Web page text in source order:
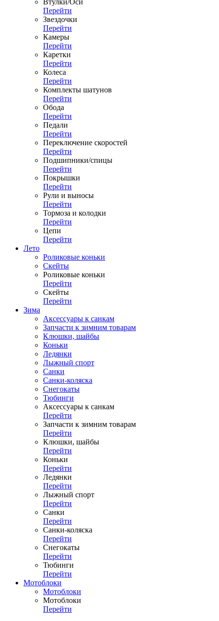
Втулки/Оси
Перейти
Звездочки
Перейти
Камеры
Перейти
Каретки
Перейти
Колеса
Перейти
Комплекты шатунов
Перейти
Обода
Перейти
Педали
Перейти
Переключение скоростей
Перейти
Подшипники/спицы
Перейти
Покрышки
Перейти
Рули и выносы
Перейти
Тормоза и колодки
Перейти
Цепи
Перейти
Лето
Роликовые коньки
Скейты
Роликовые коньки
Перейти
Скейты
Перейти
Зима
Аксессуары к санкам
Запчасти к зимним товарам
Клюшки, шайбы
Коньки
Ледянки
Лыжный спорт
Санки
Санки-коляска
Снегокаты
Тюбинги
Аксессуары к санкам
Перейти
Запчасти к зимним товарам
Перейти
Клюшки, шайбы
Перейти
Коньки
Перейти
Ледянки
Перейти
Лыжный спорт
Перейти
Санки
Перейти
Санки-коляска
Перейти
Снегокаты
Перейти
Тюбинги
Перейти
Мотоблоки
Мотоблоки
Мотоблоки
Перейти